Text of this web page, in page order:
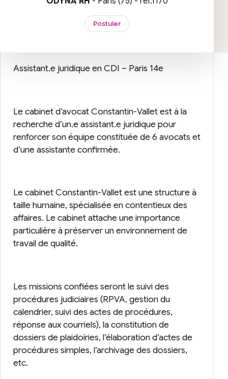
Postuler
Assistant.e juridique en CDI – Paris 14e
Le cabinet d’avocat Constantin-Vallet est à la
recherche d’un.e assistant.e juridique pour
renforcer son équipe constituée de 6 avocats et
d’une assistante confirmée.
Le cabinet Constantin-Vallet est une structure à
taille humaine, spécialisée en contentieux des
affaires. Le cabinet attache une importance
particulière à préserver un environnement de
travail de qualité.
Les missions confiées seront le suivi des
procédures judiciaires (RPVA, gestion du
calendrier, suivi des actes de procédures,
réponse aux courriels), la constitution de
dossiers de plaidoiries, l’élaboration d’actes de
procédures simples, l’archivage des dossiers,
etc.